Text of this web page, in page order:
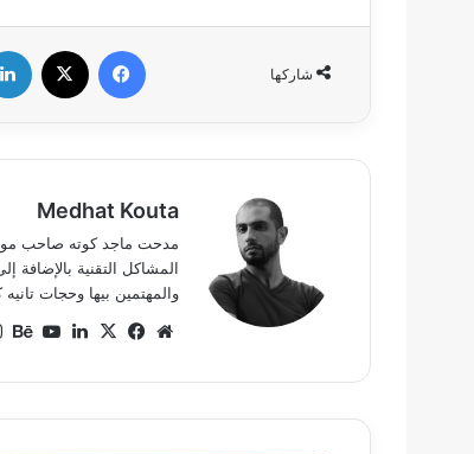
شاركها
فيسبوك
Medhat Kouta
المشاكل التقنية
والمهتمين بيها وحجات تانيه
موقعفيسبوك
‫X لينكدإن